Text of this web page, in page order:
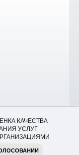
КАЧЕСТВА
УСЛУГ